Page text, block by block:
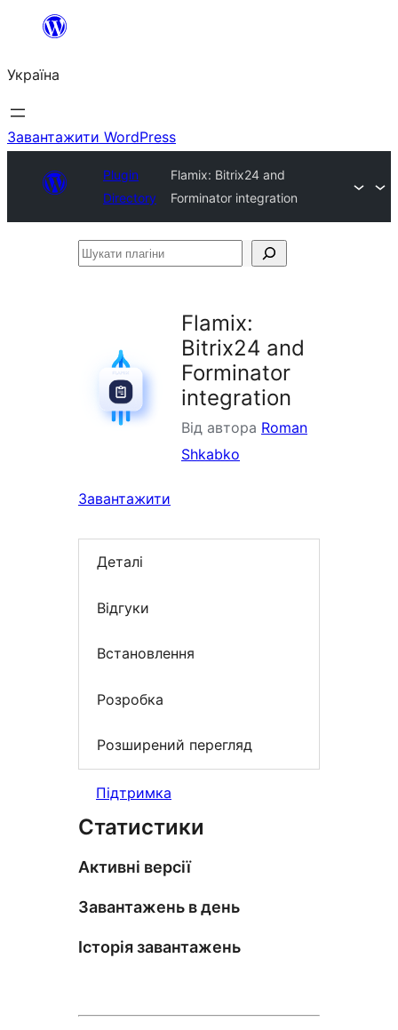
Перейти
вмісту
Україна
Завантажити WordPress
Plugin
Directory
Flamix: Bitrix24 and
Forminator integration
Шукати
Flamix:
Bitrix24 and
Forminator
integration
Від автора Roman
Shkabko
Завантажити
Деталі
Відгуки
Встановлення
Розробка
Розширений перегляд
Підтримка
Статистики
Активні версії
Завантажень в день
Історія завантажень